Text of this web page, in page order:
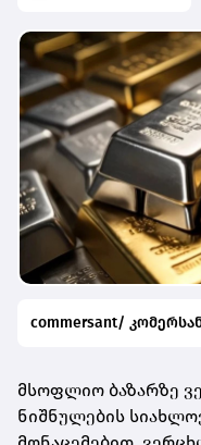
commersant/
მსოფლიო ბაზარზე
ნიშნულების